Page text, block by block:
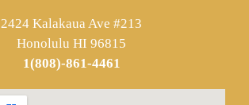
2424 Kalakaua Ave #213
Honolulu HI 96815
1(808)-861-4461